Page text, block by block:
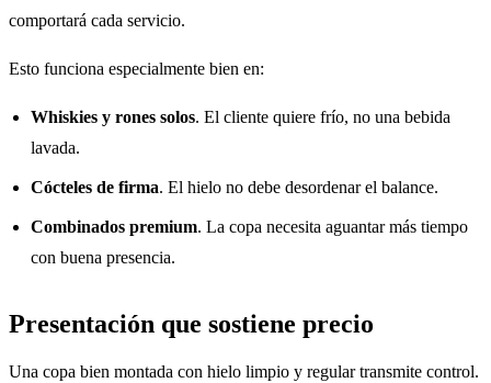
comportará cada servicio.
Esto funciona especialmente bien en:
Whiskies y rones solos. El cliente quiere frío, no una bebida
lavada.
Cócteles de firma. El hielo no debe desordenar el balance.
Combinados premium. La copa necesita aguantar más tiempo
con buena presencia.
Presentación que sostiene precio
Una copa bien montada con hielo limpio y regular transmite control.